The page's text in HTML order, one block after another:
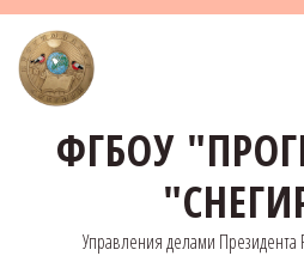
ФГБОУ
Управления делами Президента